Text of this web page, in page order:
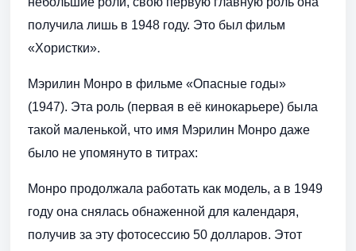
получила лишь в 1948 году. Это был фильм
«Хористки».
Мэрилин Монро в фильме «Опасные годы»
(1947). Эта роль (первая в её кинокарьере) была
такой маленькой, что имя Мэрилин Монро даже
было не упомянуто в титрах:
Монро продолжала работать как модель, а в 1949
году она снялась обнаженной для календаря,
получив за эту фотосессию 50 долларов. Этот